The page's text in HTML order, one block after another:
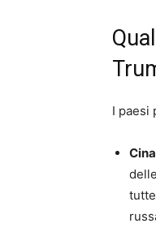
I paesi